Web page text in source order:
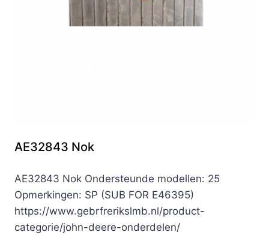
AE32843 Nok
AE32843 Nok Ondersteunde modellen: 25
Opmerkingen: SP (SUB FOR E46395)
https://www.gebrfrerikslmb.nl/product-
categorie/john-deere-onderdelen/